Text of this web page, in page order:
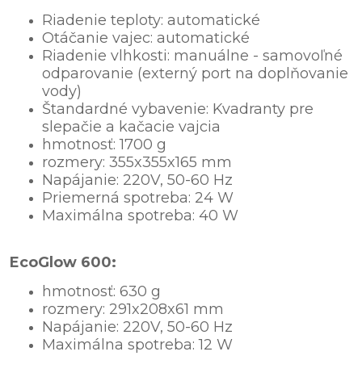
Riadenie teploty: automatické
Otáčanie vajec: automatické
Riadenie vlhkosti: manuálne - samovoľné
odparovanie (externý port na doplňovanie
vody)
Štandardné vybavenie: Kvadranty pre
slepačie a kačacie vajcia
hmotnosť: 1700 g
rozmery: 355x355x165 mm
Napájanie: 220V, 50-60 Hz
Priemerná spotreba: 24 W
Maximálna spotreba: 40 W
EcoGlow 600:
hmotnosť: 630 g
rozmery: 291x208x61 mm
Napájanie: 220V, 50-60 Hz
Maximálna spotreba: 12 W